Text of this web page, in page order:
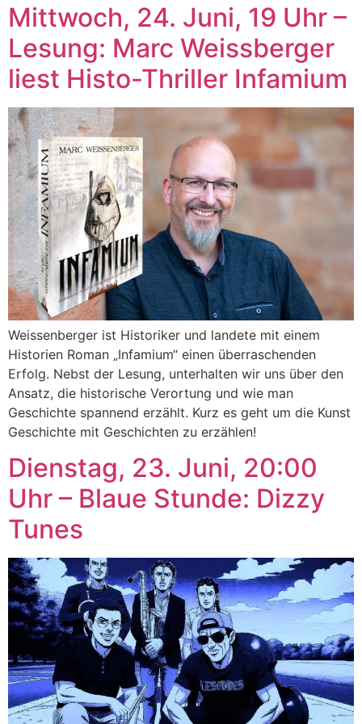
Mittwoch, 24. Juni, 19 Uhr –
Lesung: Marc Weissberger
liest Histo-Thriller Infamium
Weissenberger ist Historiker und landete mit einem
Historien Roman „Infamium“ einen überraschenden
Erfolg. Nebst der Lesung, unterhalten wir uns über den
Ansatz, die historische Verortung und wie man
Geschichte spannend erzählt. Kurz es geht um die Kunst
Geschichte mit Geschichten zu erzählen!
Dienstag, 23. Juni, 20:00
Uhr – Blaue Stunde: Dizzy
Tunes